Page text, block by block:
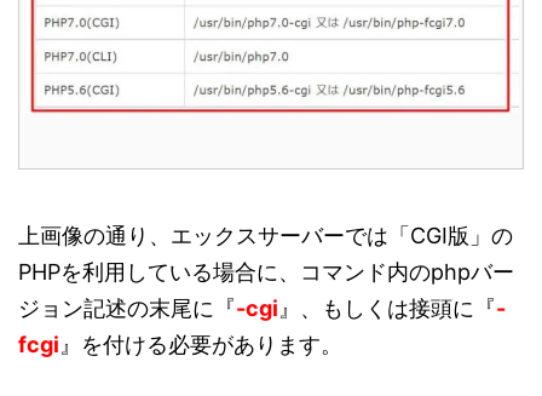
上画像の通り、エックスサーバーでは「CGI版」の
PHPを利用している場合に、コマンド内のphpバー
ジョン記述の末尾に『-cgi』、もしくは接頭に『-
fcgi』を付ける必要があります。